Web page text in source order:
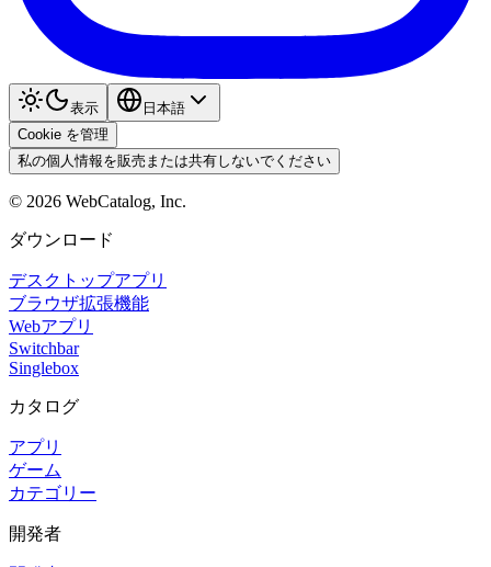
表示
日本語
Cookie を管理
私の個人情報を販売または共有しないでください
© 2026 WebCatalog, Inc.
ダウンロード
デスクトップアプリ
ブラウザ拡張機能
Webアプリ
Switchbar
Singlebox
カタログ
アプリ
ゲーム
カテゴリー
開発者